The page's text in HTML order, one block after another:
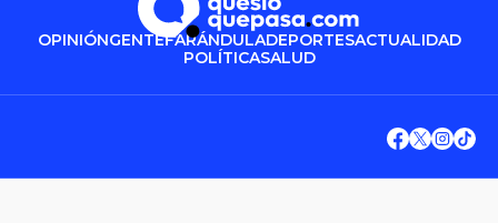
OPINIÓNGENTEFARÁNDULADEPORTESACTUALIDAD
POLÍTICASALUD